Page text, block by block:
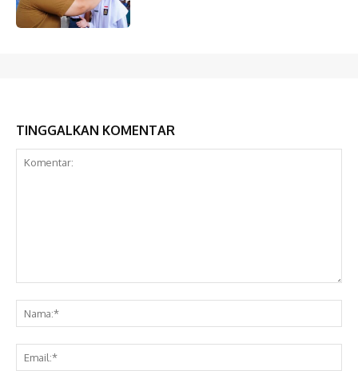
TINGGALKAN KOMENTAR